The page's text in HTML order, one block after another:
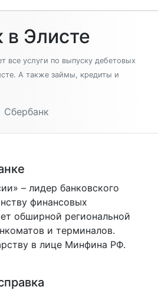
в Элисте
все услуги по выпуску дебетовых
А также займы, кредиты и
Сбербанк
– лидер банковского
финансовых
обширной региональной
и терминалов.
в лице Минфина РФ.